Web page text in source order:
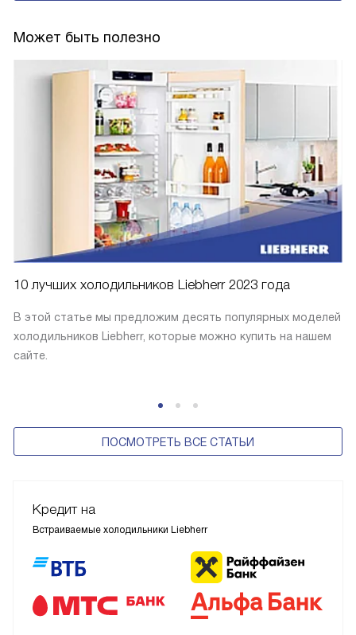
Может быть полезно
10 лучших холодильников Liebherr 2023 года
В этой статье мы предложим десять популярных моделей
холодильников Liebherr, которые можно купить на нашем
сайте.
ПОСМОТРЕТЬ ВСЕ СТАТЬИ
Кредит на
Встраиваемые холодильники Liebherr